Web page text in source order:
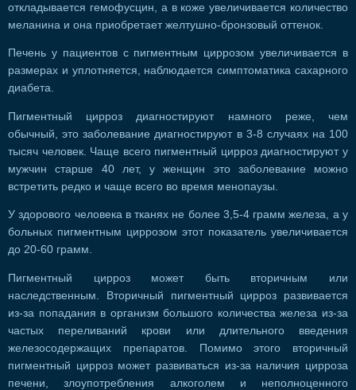
откладывается гемофусцин, а в коже увеличивается количество
меланина и она приобретает желтушно-бронзовый оттенок.
Печень у пациентов с пигментным циррозом увеличивается в
размерах и уплотняется, наблюдается симптоматика сахарного
диабета.
Пигментный цирроз диагностируют намного реже, чем
обычный, это заболевание диагностируют в 3-8 случаях на 100
тысяч человек. Чаще всего пигментный цирроз диагностируют у
мужчин старше 40 лет, у женщин это заболевание можно
встретить редко и чаще всего во время менопаузы.
У здорового человека в тканях не более 3,5-4 грамм железа, а у
больных пигментным циррозом этот показатель увеличивается
до 20-60 грамм.
Пигментный цирроз может быть вторичным или
наследственным. Вторичный пигментный цирроз развивается
из-за попадания в организм большого количества железа из-за
частых переливаний крови или длительного введения
железосодержащих препаратов. Помимо этого вторичный
пигментный цирроз может развиваться из-за наличия цирроза
печени, злоупотребления алкоголем и неполноценного